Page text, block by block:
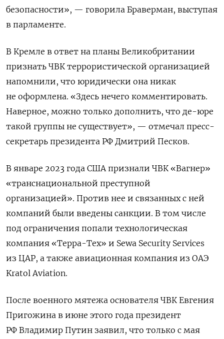
безопасности», — говорила Браверман, выступая
в парламенте.
В Кремле в ответ на планы Великобритании
признать ЧВК террористической организацией
напомнили, что юридически она никак
не оформлена. «Здесь нечего комментировать.
Наверное, можно только дополнить, что де-юре
такой группы не существует», — отмечал пресс-
секретарь президента РФ Дмитрий Песков.
В январе 2023 года США признали ЧВК «Вагнер»
«транснациональной преступной
организацией». Против нее и связанных с ней
компаний были введены санкции. В том числе
под ограничения попали технологическая
компания «Терра-Tex» и Sewa Security Services
из ЦАР, а также авиационная компания из ОАЭ
Kratol Aviation.
После военного мятежа основателя ЧВК Евгения
Пригожина в июне этого года президент
РФ Владимир Путин заявил, что только с мая